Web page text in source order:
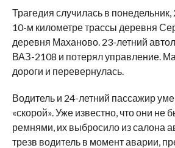
Трагедия случилась в понедельник,
10-м километре трассы деревня
деревня Маханово. 23-летний
ВАЗ-2108 и потерял управление.
дороги и перевернулась.
Водитель и 24-летний пассажир
«скорой». Уже известно, что они не
ремнями, их выбросило из салона
трезв водитель в момент аварии,